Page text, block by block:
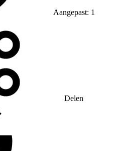
Aangepast: 1
Delen